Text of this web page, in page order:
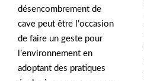
désencombrement de
cave peut être l’occasion
de faire un geste pour
l’environnement en
adoptant des pratiques